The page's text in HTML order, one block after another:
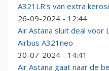
A321LR's van extra
26-09-2024 - 12:44
Air Astana sluit deal voor
Airbus A321neo
30-07-2024 - 14:41
Air Astana gaat naar de